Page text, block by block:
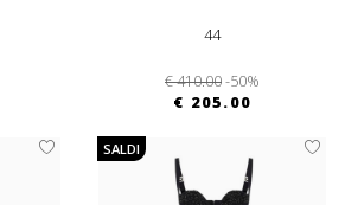
44
€ 410.00-50%
€ 205.00
SALDI